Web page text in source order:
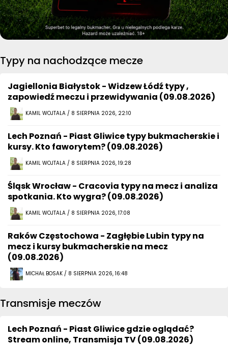
Typy na nachodzące mecze
Jagiellonia Białystok - Widzew Łódź typy ,
zapowiedź meczu i przewidywania (09.08.2026)
KAMIL WOJTALA / 8 SIERPNIA 2026, 22:10
Lech Poznań - Piast Gliwice typy bukmacherskie i
kursy. Kto faworytem? (09.08.2026)
KAMIL WOJTALA / 8 SIERPNIA 2026, 19:28
Śląsk Wrocław - Cracovia typy na mecz i analiza
spotkania. Kto wygra? (09.08.2026)
KAMIL WOJTALA / 8 SIERPNIA 2026, 17:08
Raków Częstochowa - Zagłębie Lubin typy na
mecz i kursy bukmacherskie na mecz
(09.08.2026)
MICHAŁ BOSAK / 8 SIERPNIA 2026, 16:48
Transmisje meczów
Lech Poznań - Piast Gliwice gdzie oglądać?
Stream online, Transmisja TV (09.08.2026)